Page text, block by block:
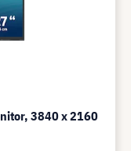
3840 x 2160